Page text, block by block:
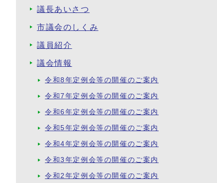
議長あいさつ
市議会のしくみ
議員紹介
議会情報
令和8年定例会等の開催のご案内
令和7年定例会等の開催のご案内
令和6年定例会等の開催のご案内
令和5年定例会等の開催のご案内
令和4年定例会等の開催のご案内
令和3年定例会等の開催のご案内
令和2年定例会等の開催のご案内